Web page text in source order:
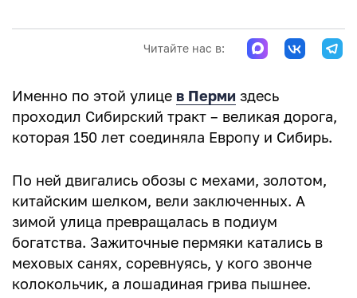
Здание конвойной команды
Палаты Любимовой
Дом купца Смышляева
Дом Вердеревского
Смотровая площадка
Карта пешего маршрута
Читайте нас в:
Именно по этой улице в Перми здесь
проходил Сибирский тракт – великая дорога,
которая 150 лет соединяла Европу и Сибирь.
По ней двигались обозы с мехами, золотом,
китайским шелком, вели заключенных. А
зимой улица превращалась в подиум
богатства. Зажиточные пермяки катались в
меховых санях, соревнуясь, у кого звонче
колокольчик, а лошадиная грива пышнее.